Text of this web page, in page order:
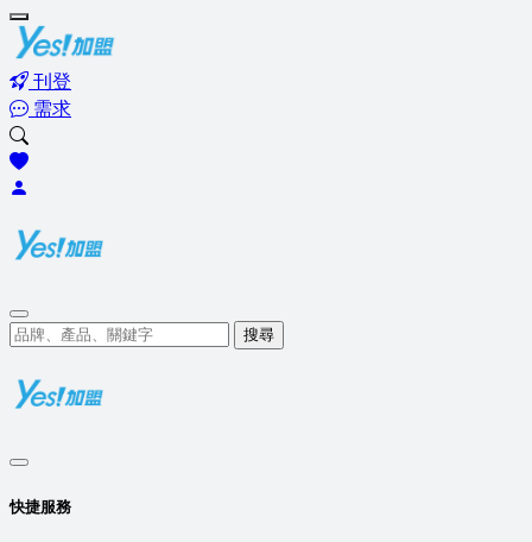
刊登
需求
搜尋
快捷服務